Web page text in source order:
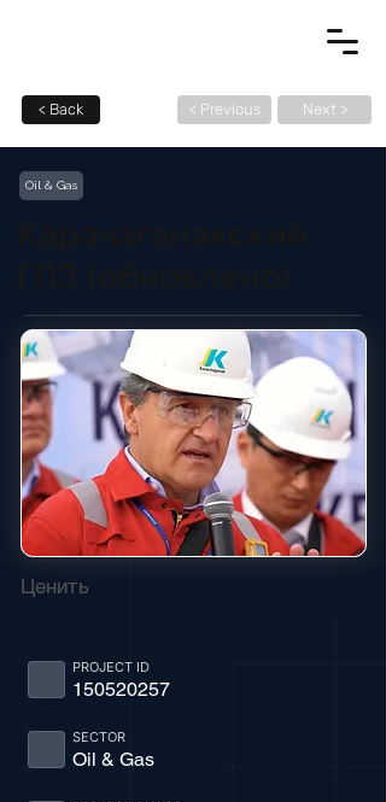
< Back < Previous Next >
Oil & Gas
Ценить
150520257
PROJECT ID
Oil & Gas
SECTOR